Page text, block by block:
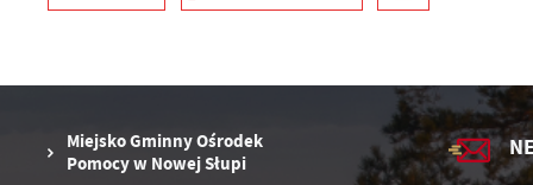
Miejsko Gminny Ośrodek
Pomocy w Nowej Słupi